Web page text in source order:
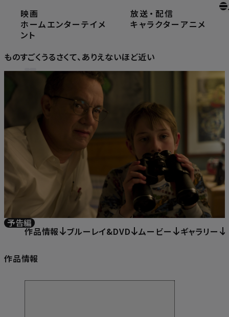
映画
ホームエンターテイメ
ント
放送 ・ 配信
キャラクター アニメ
ホームエンターテイメント
ものすごくうるさくて、ありえないほど近い
ものすごくうるさくて、ありえないほど近い
予告編
作品情報 ブルーレイ&DVD ムービー ギャラリー
作品情報